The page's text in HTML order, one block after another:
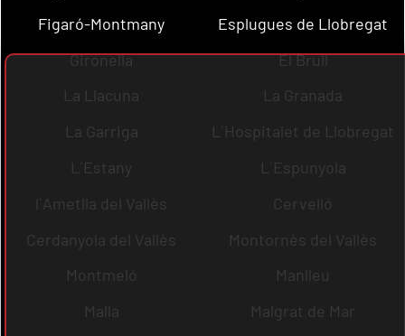
Figaró-Montmany
Esplugues de Llobregat
Gironella
El Brull
La Llacuna
La Granada
La Garriga
L´Hospitalet de Llobregat
L´Estany
L´Espunyola
l´Ametlla del Vallès
Cervelló
Cerdanyola del Vallès
Montornès del Vallès
Montmeló
Manlleu
Malla
Malgrat de Mar